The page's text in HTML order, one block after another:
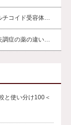
チコイド受容体…
調症の薬の違い…
と使い分け100＜